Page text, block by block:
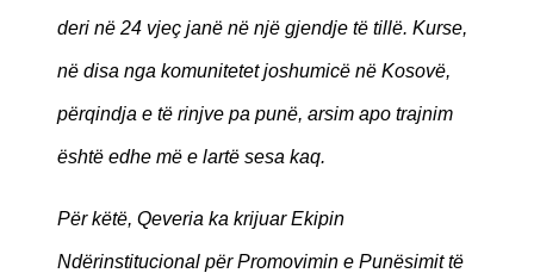
deri në 24 vjeç janë në një gjendje të tillë. Kurse,
në disa nga komunitetet joshumicë në Kosovë,
përqindja e të rinjve pa punë, arsim apo trajnim
është edhe më e lartë sesa kaq.
Për këtë, Qeveria ka krijuar Ekipin
Ndërinstitucional për Promovimin e Punësimit të